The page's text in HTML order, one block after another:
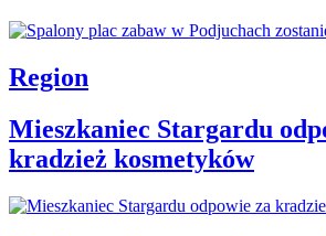
Region
Mieszkaniec Stargardu
kradzież kosmetyków